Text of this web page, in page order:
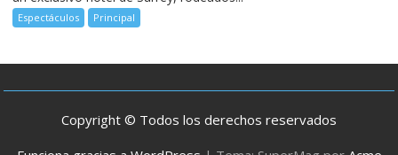
Espectáculos Principal
Copyright © Todos los derechos reservados